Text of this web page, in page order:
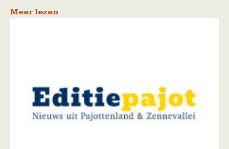
Meer lezen